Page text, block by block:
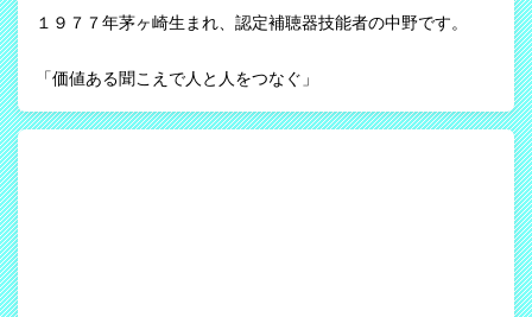
１９７７年茅ヶ崎生まれ、認定補聴器技能者の中野です。
「価値ある聞こえで人と人をつなぐ」